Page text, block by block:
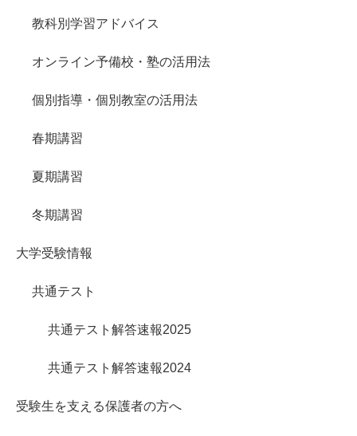
教科別学習アドバイス
オンライン予備校・塾の活用法
個別指導・個別教室の活用法
春期講習
夏期講習
冬期講習
大学受験情報
共通テスト
共通テスト解答速報2025
共通テスト解答速報2024
受験生を支える保護者の方へ